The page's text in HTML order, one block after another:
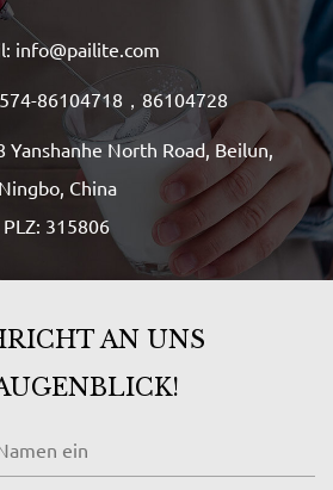
AN UNS
info@pailite.com
86104718，86104728
Yanshanhe North Road, Beilun,
Ningbo, China
PLZ: 315806